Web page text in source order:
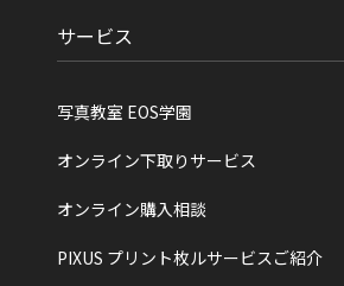
サービス
写真教室 EOS学園
オンライン下取りサービス
オンライン購入相談
PIXUS プリント枚ルサービスご紹介